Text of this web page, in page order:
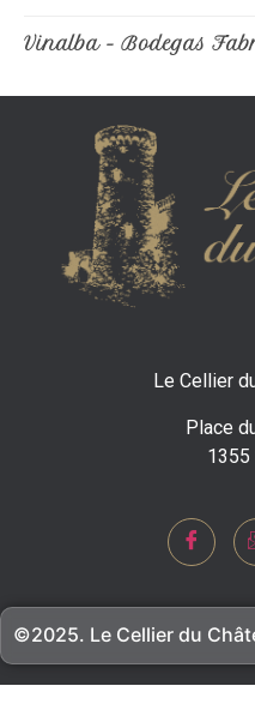
Vinalba - Bodegas
Le Cellier
Place
1355
©2025. Le Cellier du